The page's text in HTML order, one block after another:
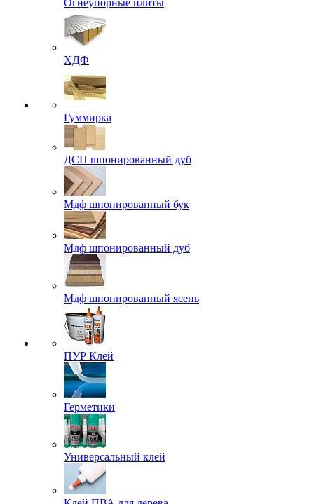
Огнеупорные плиты
ХДФ
Гуммирка
ДСП шпонированный дуб
Мдф шпонированный бук
Мдф шпонированный дуб
Мдф шпонированный ясень
ПУР Клей
Герметики
Универсальный клей